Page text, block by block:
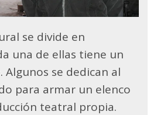
se divide en
una de ellas tiene un
se dedican al
para armar un elenco
teatral propia.